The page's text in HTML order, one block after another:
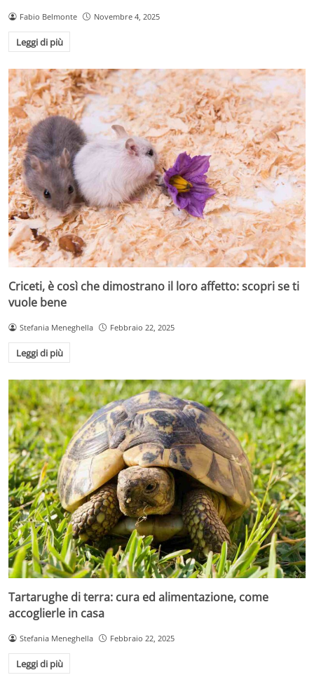
Fabio Belmonte Novembre 4, 2025
Leggi di più
Criceti, è così che dimostrano il loro affetto: scopri se ti
vuole bene
Stefania Meneghella Febbraio 22, 2025
Leggi di più
Tartarughe di terra: cura ed alimentazione, come
accoglierle in casa
Stefania Meneghella Febbraio 22, 2025
Leggi di più